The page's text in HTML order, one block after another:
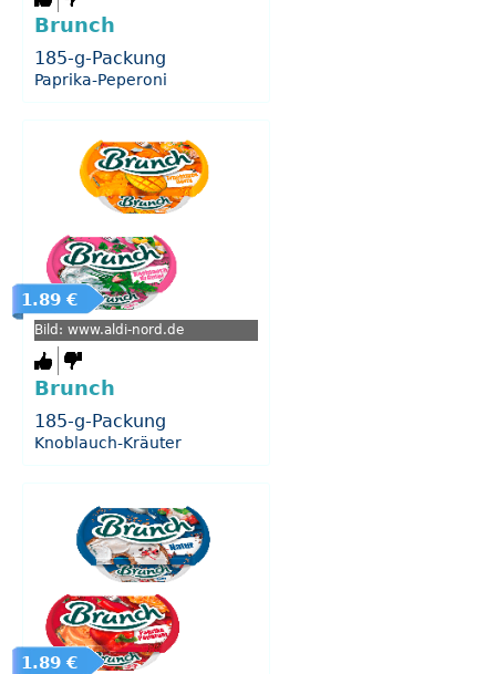
Brunch
185-g-Packung
Paprika-Peperoni
1.89 €
Bild: www.aldi-nord.de
Brunch
185-g-Packung
Knoblauch-Kräuter
1.89 €